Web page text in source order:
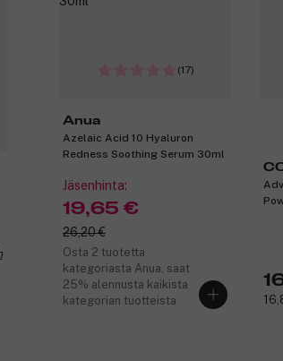
(17)
Anua
Azelaic Acid 10 Hyaluron
Redness Soothing Serum 30ml
Jäsenhinta:
19,65 €
26,20 €
Osta 2 tuotetta
kategoriasta Anua, saat
25% alennusta kaikista
kategorian tuotteista